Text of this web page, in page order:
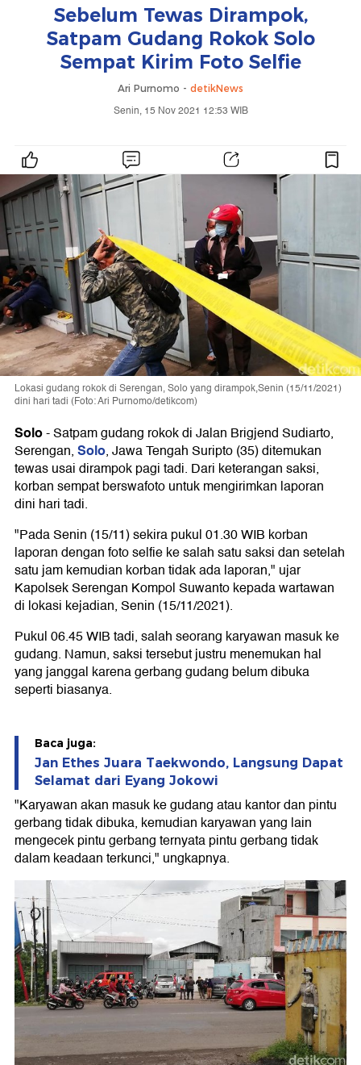
Sebelum Tewas Dirampok,
Satpam Gudang Rokok Solo
Sempat Kirim Foto Selfie
Ari Purnomo - detikNews
Senin, 15 Nov 2021 12:53 WIB
Lokasi gudang rokok di Serengan, Solo yang dirampok,Senin (15/11/2021)
dini hari tadi (Foto: Ari Purnomo/detikcom)
Solo-Satpam gudang rokok di Jalan Brigjend Sudiarto,
Serengan,Solo, Jawa Tengah Suripto (35) ditemukan
tewas usai dirampok pagi tadi. Dari keterangan saksi,
korban sempat berswafoto untuk mengirimkan laporan
dini hari tadi.
"Pada Senin (15/11) sekira pukul 01.30 WIB korban
laporan dengan foto selfie ke salah satu saksi dan setelah
satu jam kemudian korban tidak ada laporan," ujar
Kapolsek Serengan Kompol Suwanto kepada wartawan
di lokasi kejadian, Senin (15/11/2021).
Pukul 06.45 WIB tadi, salah seorang karyawan masuk ke
gudang. Namun, saksi tersebut justru menemukan hal
yang janggal karena gerbang gudang belum dibuka
seperti biasanya.
Baca juga:
Jan Ethes Juara Taekwondo, Langsung Dapat
Selamat dari Eyang Jokowi
"Karyawan akan masuk ke gudang atau kantor dan pintu
gerbang tidak dibuka, kemudian karyawan yang lain
mengecek pintu gerbang ternyata pintu gerbang tidak
dalam keadaan terkunci," ungkapnya.